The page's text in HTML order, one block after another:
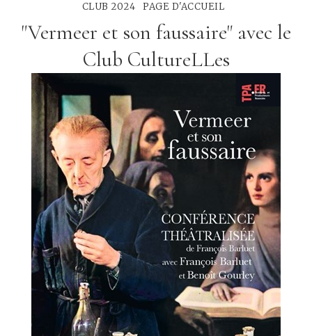
CLUB 2024 PAGE D'ACCUEIL
"Vermeer et son faussaire" avec le
Club CultureLLes